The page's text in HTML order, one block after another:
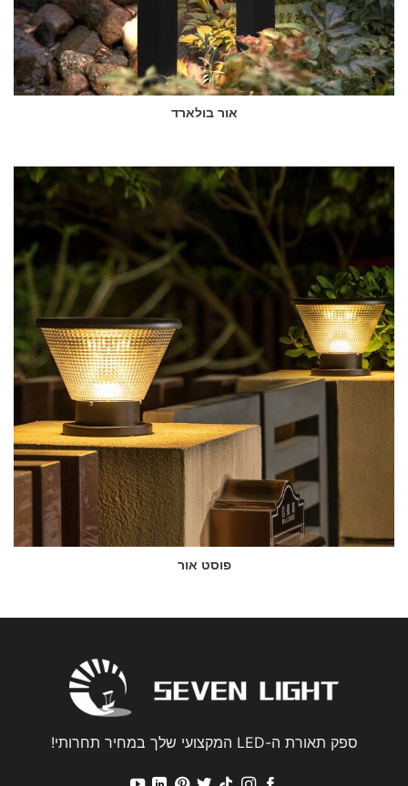
אור בולארד
פוסט אור
ספק תאורת ה-LED המקצועי שלך במחיר תחרותי!